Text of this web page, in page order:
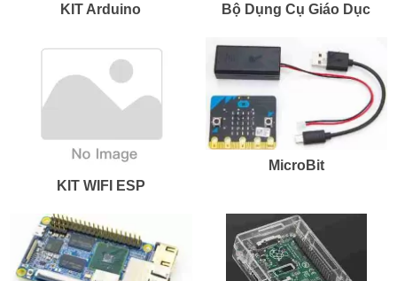
KIT Arduino Bộ Dụng Cụ Giáo Dục
KIT WIFI ESP
MicroBit